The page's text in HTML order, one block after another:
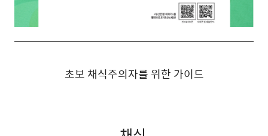
초보 채식주의자를 위한 가이드